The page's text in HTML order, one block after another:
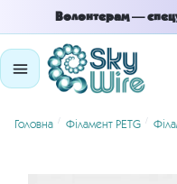
to
navigation
to
content
Волонтерам —
Головна / Філамент PETG /